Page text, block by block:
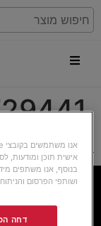
LWF29441
אישית תוכן ומודעות,
בנוסף, אנו משתפים
ושותפי הפרסום
דחה